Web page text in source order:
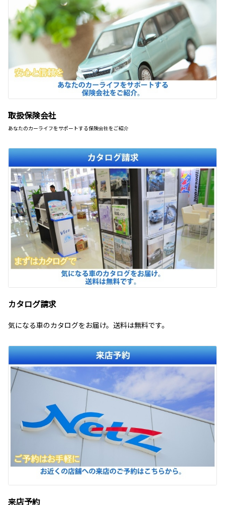
取扱保険会社
あなたのカーライフをサポートする保険会社をご紹介
カタログ請求
気になる車のカタログをお届け。送料は無料です。
来店予約